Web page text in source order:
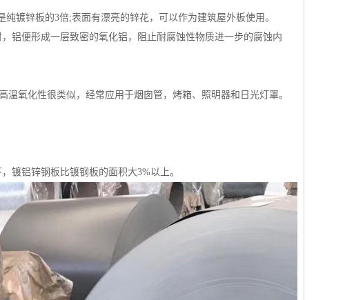
镀锌板的3倍;表面有漂亮的锌花，可以作为建筑屋外板使用。
铝便形成一层致密的氧化铝，阻止耐腐蚀性物质进一步的腐蚀内
氧化性很类似，经常应用于烟囱管，烤箱、照明器和日光灯罩。
镀铝锌钢板比镀钢板的面积大3%以上。